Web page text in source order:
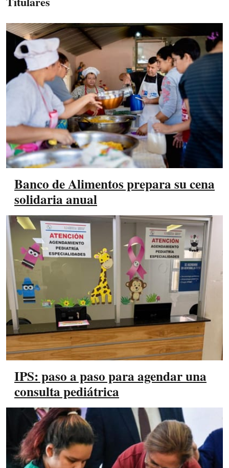
Banco de Alimentos prepara su cena
solidaria anual
IPS: paso a paso para agendar una
consulta pediátrica